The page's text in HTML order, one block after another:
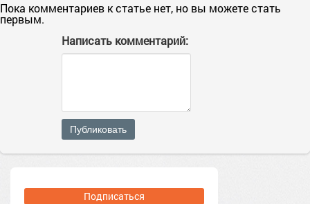
Пока комментариев к статье нет, но вы можете стать
первым.
Написать комментарий:
Публиковать
Подписаться